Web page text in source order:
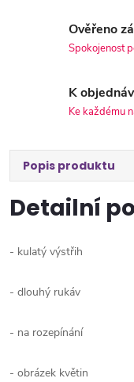
Ověřeno
Spokojenost
K
Ke každému
Popis produktu
Detailní
- kulatý výstřih
- dlouhý rukáv
- na rozepínání
- obrázek květin